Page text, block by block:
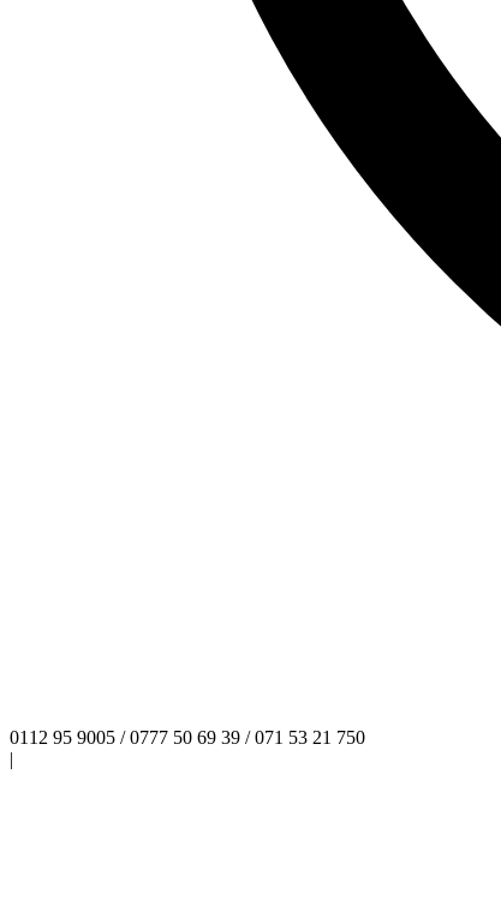
0112 95 9005 / 0777 50 69 39 / 071 53 21 750
|